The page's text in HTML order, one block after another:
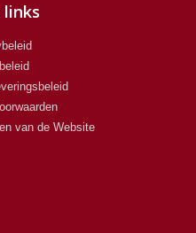
links
van de Website